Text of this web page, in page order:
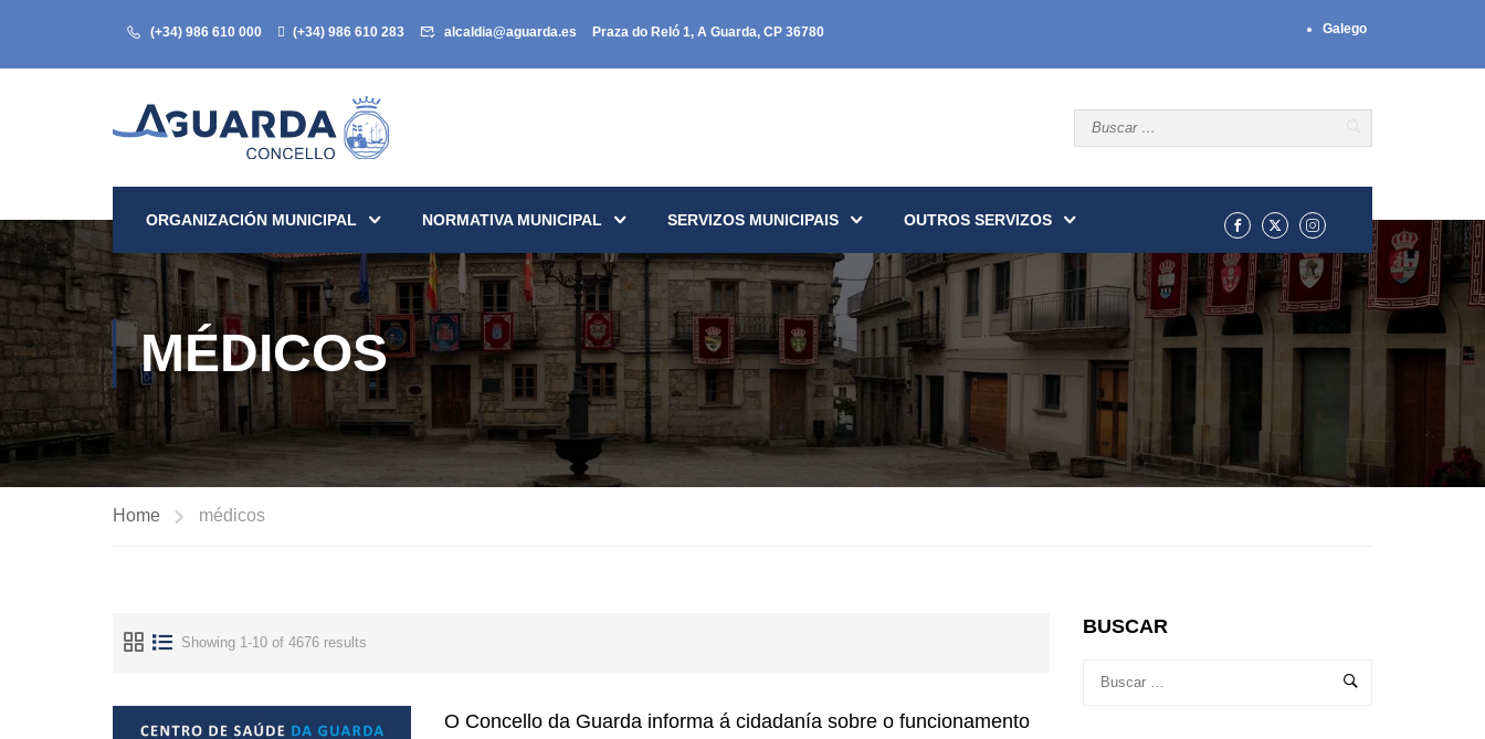
(+34) 986 610 000 (+34) 986 610 283 alcaldia@aguarda.es Praza do Reló 1, A Guarda, CP 36780 Galego
ORGANIZACIÓN MUNICIPAL NORMATIVA MUNICIPAL SERVIZOS MUNICIPAIS OUTROS SERVIZOS
MÉDICOS
Home médicos
Showing 1-10 of 4676 results
O Concello da Guarda informa á cidadanía sobre o funcionamento
BUSCAR